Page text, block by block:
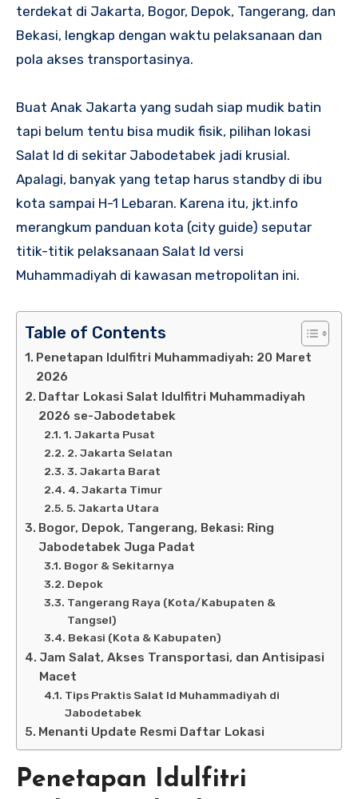
terdekat di Jakarta, Bogor, Depok, Tangerang, dan
Bekasi, lengkap dengan waktu pelaksanaan dan
pola akses transportasinya.
Buat Anak Jakarta yang sudah siap mudik batin
tapi belum tentu bisa mudik fisik, pilihan lokasi
Salat Id di sekitar Jabodetabek jadi krusial.
Apalagi, banyak yang tetap harus standby di ibu
kota sampai H-1 Lebaran. Karena itu, jkt.info
merangkum panduan kota (city guide) seputar
titik-titik pelaksanaan Salat Id versi
Muhammadiyah di kawasan metropolitan ini.
Table of Contents
Penetapan Idulfitri Muhammadiyah: 20 Maret
2026
Daftar Lokasi Salat Idulfitri Muhammadiyah
2026 se-Jabodetabek
1. Jakarta Pusat
2. Jakarta Selatan
3. Jakarta Barat
4. Jakarta Timur
5. Jakarta Utara
Bogor, Depok, Tangerang, Bekasi: Ring
Jabodetabek Juga Padat
Bogor & Sekitarnya
Depok
Tangerang Raya (Kota/Kabupaten &
Tangsel)
Bekasi (Kota & Kabupaten)
Jam Salat, Akses Transportasi, dan Antisipasi
Macet
Tips Praktis Salat Id Muhammadiyah di
Jabodetabek
Menanti Update Resmi Daftar Lokasi
Penetapan Idulfitri